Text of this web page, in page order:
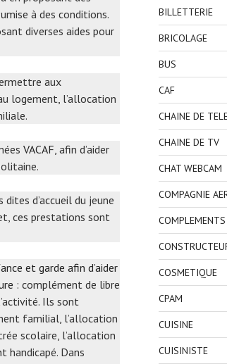
à des conditions.
diverses aides pour
aux
logement, l’allocation
VACAF , afin d’aider
d’accueil du jeune
ces prestations sont
et garde afin d’aider
: complément de libre
Ils sont
familial, l’allocation
scolaire, l’allocation
handicapé. Dans
BILLETTERIE
BRICOLAGE
BUS
CAF
CHAINE DE
CHAINE DE TV
CHAT WEBCAM
COMPAGNIE
COSMETIQUE
CPAM
CUISINE
CUISINISTE